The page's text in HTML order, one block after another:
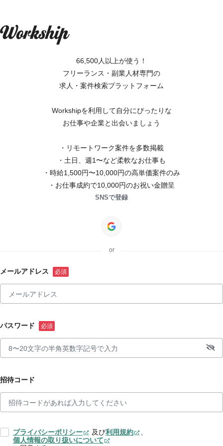
66,500人以上が使う！
フリーランス・副業人材専門の
求人・案件検索プラットフォーム
Workshipを利用して自分にぴったりな
お仕事や企業と出会いましょう
・リモートワーク案件を多数掲載
・土日、週1〜など柔軟なお仕事も
・時給1,500円〜10,000円の高単価案件のみ
・お仕事成約で10,000円のお祝い金贈呈
SNSで登録
or
メールアドレス
パスワード
招待コード
プライバシーポリシー 及び利用規約
、
個人情報の取り扱いについて